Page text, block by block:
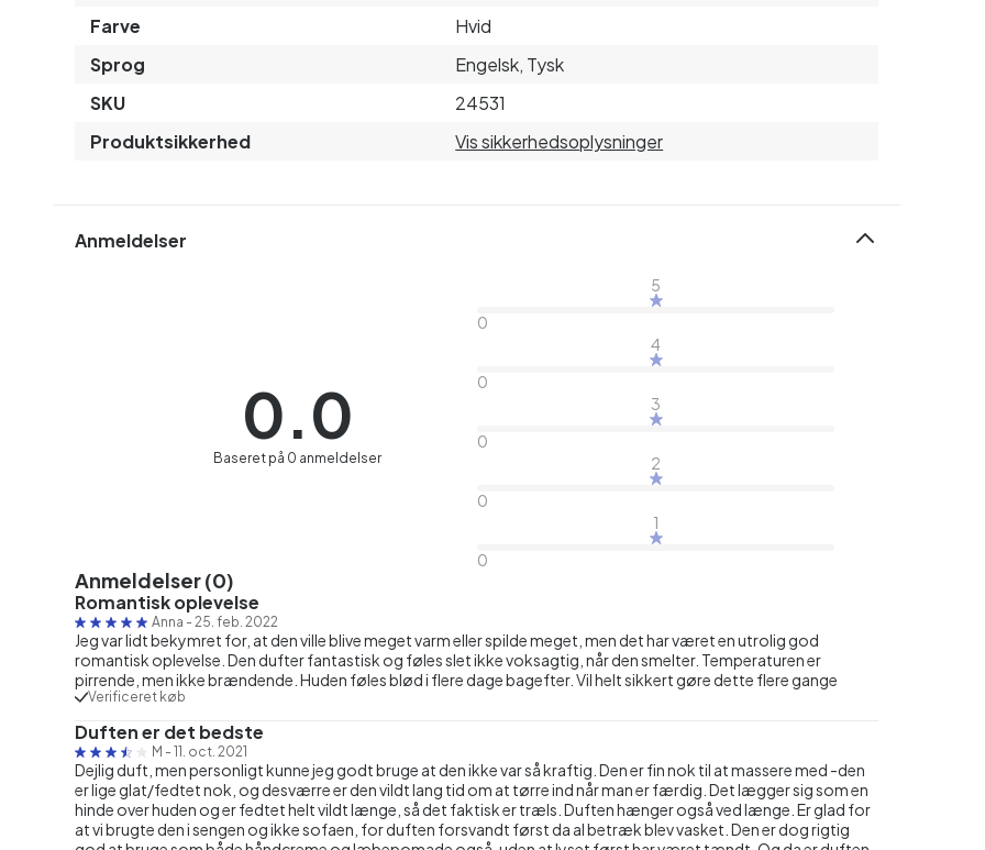
Farve
Hvid
Sprog
Engelsk, Tysk
SKU
24531
Produktsikkerhed
Vis sikkerhedsoplysninger
Anmeldelser
0.0
Baseret på 0 anmeldelser
5
0
4
0
3
0
2
0
1
0
Anmeldelser (0)
Romantisk oplevelse
Anna - 25. feb. 2022
Jeg var lidt bekymret for, at den ville blive meget varm eller spilde meget, men det har været en utrolig god
romantisk oplevelse. Den dufter fantastisk og føles slet ikke voksagtig, når den smelter. Temperaturen er
pirrende, men ikke brændende. Huden føles blød i flere dage bagefter. Vil helt sikkert gøre dette flere gange
Verificeret køb
Duften er det bedste
M - 11. oct. 2021
Dejlig duft, men personligt kunne jeg godt bruge at den ikke var så kraftig. Den er fin nok til at massere med -den
er lige glat/fedtet nok, og desværre er den vildt lang tid om at tørre ind når man er færdig. Det lægger sig som en
hinde over huden og er fedtet helt vildt længe, så det faktisk er træls. Duften hænger også ved længe. Er glad for
at vi brugte den i sengen og ikke sofaen, for duften forsvandt først da al betræk blev vasket. Den er dog rigtig